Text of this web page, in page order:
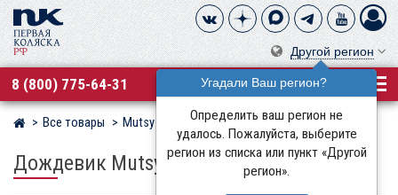
Другой регион
Угадали Ваш регион?
Определить ваш регион не
удалось. Пожалуйста, выберите
регион из списка или пункт «Другой
регион».
8 (800) 775-64-31
Магазин детских колясок
Все товары Mutsy
Дождевик Mutsy для сиденья коляски Nio